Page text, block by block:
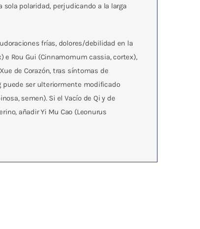
polaridad, perjudicando a la larga
frías, dolores/debilidad en la
Rou Gui (Cinnamomum cassia, cortex),
de Corazón, tras síntomas de
puede ser ulteriormente modificado
semen). Si el Vacío de Qi y de
añadir Yi Mu Cao (Leonurus